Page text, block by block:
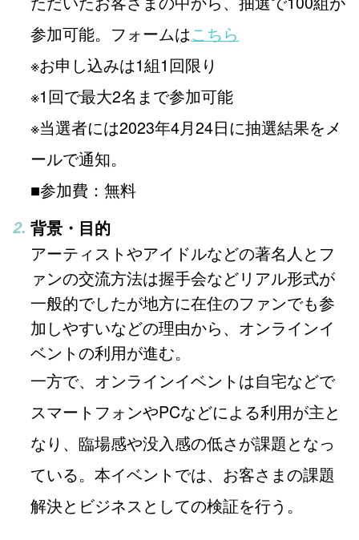
参加可能。フォームはこちら
※お申し込みは1組1回限り
※1回で最大2名まで参加可能
※当選者には2023年4月24日に抽選結果をメ
ールで通知。
■参加費：無料
背景・目的
アーティストやアイドルなどの著名人とフ
ァンの交流方法は握手会などリアル形式が
一般的でしたが地方に在住のファンでも参
加しやすいなどの理由から、オンラインイ
ベントの利用が進む。
一方で、オンラインイベントは自宅などで
スマートフォンやPCなどによる利用が主と
なり、臨場感や没入感の低さが課題となっ
ている。本イベントでは、お客さまの課題
解決とビジネスとしての検証を行う。